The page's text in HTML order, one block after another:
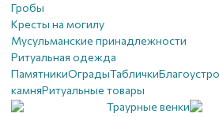
Гробы
Кресты на могилу
Мусульманские принадлежности
Ритуальная одежда
ПамятникиОградыТаблички
камняРитуальные товары
Траурные венки